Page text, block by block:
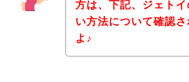
方は、下記、ジェト
い方法について確認
よ♪